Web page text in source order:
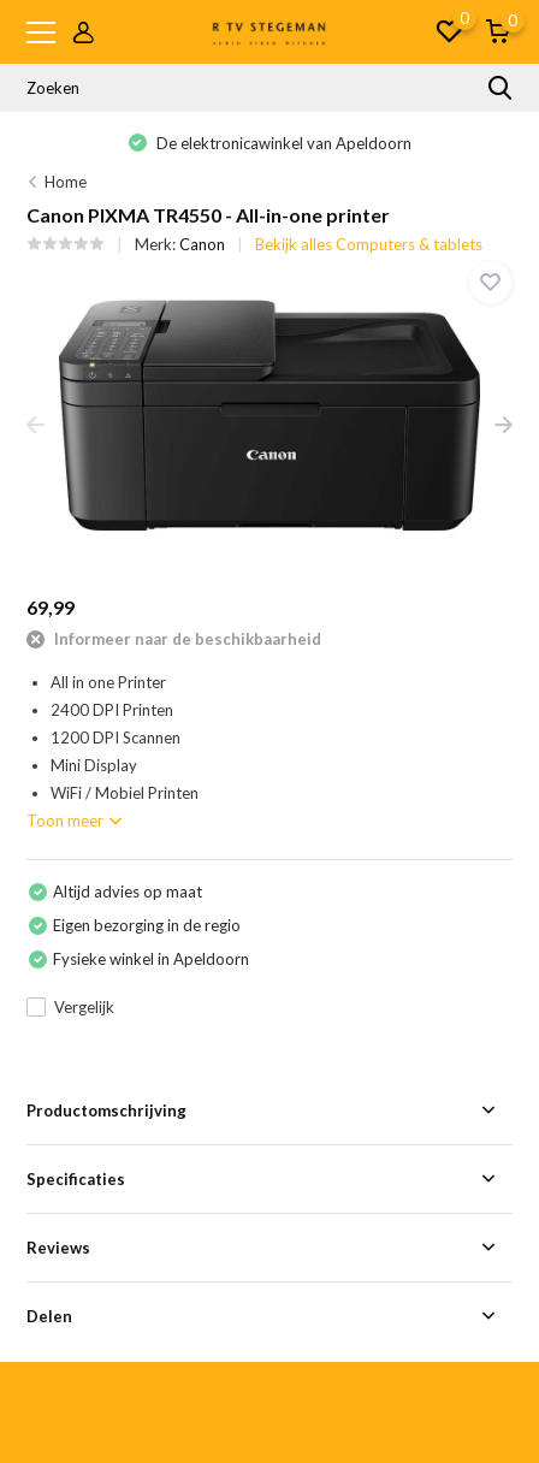
0 0
De elektronicawinkel van Apeldoorn
Home
Canon PIXMA TR4550 - All-in-one printer
Merk:Canon Bekijk alles Computers & tablets
69,99
Informeer naar de beschikbaarheid
All in one Printer
2400 DPI Printen
1200 DPI Scannen
Mini Display
WiFi / Mobiel Printen
Toon meer
Altijd advies op maat
Eigen bezorging in de regio
Fysieke winkel in Apeldoorn
Vergelijk
Productomschrijving
Specificaties
Reviews
Delen